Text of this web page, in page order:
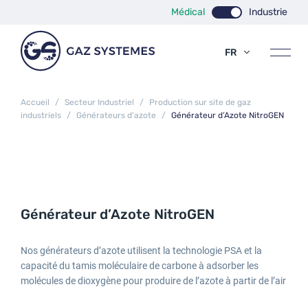
Médical Industrie
FR
ES
Accueil / Secteur Industriel /
Production sur site de gaz
industriels
/ Générateurs d'azote / Générateur d’Azote NitroGEN
Générateur d’Azote NitroGEN
Nos générateurs d’azote utilisent la technologie PSA et la
capacité du tamis moléculaire de carbone à adsorber les
molécules de dioxygène pour produire de l’azote à partir de l’air